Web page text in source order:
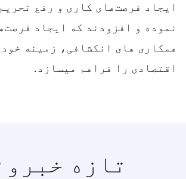
ایجاد فرصت‌های کاری و رفع
نموده و افزودند که ایجاد
همکاری های انکشافی، زمینه
اقتصادی را فراهم میسازد.
تازه